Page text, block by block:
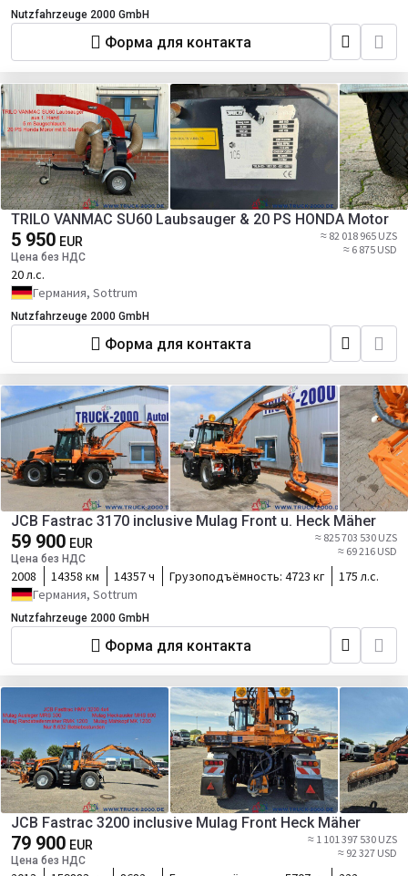
Nutzfahrzeuge 2000 GmbH
Форма для контакта
TRILO VANMAC SU60 Laubsauger & 20 PS HONDA Motor
5 950 EUR
Цена без НДС
≈ 82 018 965 UZS
≈ 6 875 USD
20 л.с.
Германия, Sottrum
Nutzfahrzeuge 2000 GmbH
Форма для контакта
JCB Fastrac 3170 inclusive Mulag Front u. Heck Mäher
59 900 EUR
Цена без НДС
≈ 825 703 530 UZS
≈ 69 216 USD
2008 14358 км 14357 ч Грузоподъёмность: 4723 кг
175 л.с.
Германия, Sottrum
Nutzfahrzeuge 2000 GmbH
Форма для контакта
JCB Fastrac 3200 inclusive Mulag Front Heck Mäher
79 900 EUR
Цена без НДС
≈ 1 101 397 530 UZS
≈ 92 327 USD